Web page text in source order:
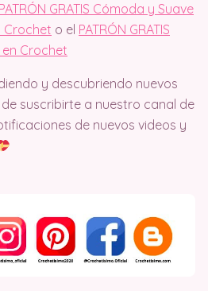
PATRÓN GRATIS Cómoda y Suave
Crochet o el PATRÓN GRATIS
Crochet
y descubriendo nuevos
suscribirte a nuestro canal de
de nuevos videos y